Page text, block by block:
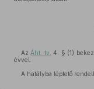
Az Áht. tv. 4. § (1)
évvel.
A hatályba léptető